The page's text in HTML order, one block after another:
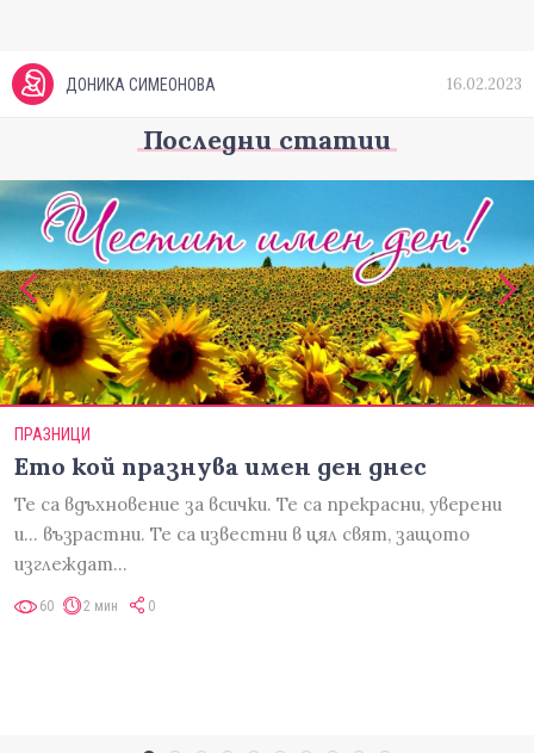
ДОНИКА СИМЕОНОВА 16.02.2023
Последни статии
ПРАЗНИЦИ
Ето кой празнува имен ден днес
Те са вдъхновение за всички. Те са прекрасни, уверени
и... възрастни. Те са известни в цял свят, защото
изглеждат…
60 2 мин 0